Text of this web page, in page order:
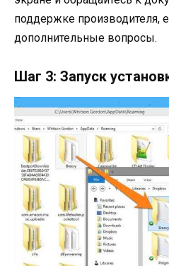
поддержке производителя,
дополнительные вопросы.
Шаг 3: Запуск